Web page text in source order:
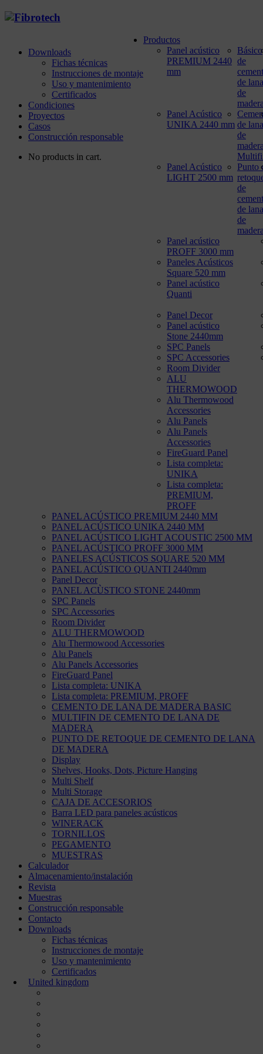
Downloads
Fichas técnicas
Instrucciones de montaje
Uso y mantenimiento
Certificados
Condiciones
Proyectos
Casos
Construcción responsable
No products in cart.
Productos
Panel acústico
PREMIUM 2440
mm
Panel Acústico
UNIKA 2440 mm
Panel Acústico
LIGHT 2500 mm
Panel acústico
PROFF 3000 mm
Paneles Acústicos
Square 520 mm
Panel acústico
Quanti
Panel Decor
Panel acústico
Stone 2440mm
SPC Panels
SPC Accessories
Room Divider
ALU
THERMOWOOD
Alu Thermowood
Accessories
Alu Panels
Alu Panels
Accessories
FireGuard Panel
Lista completa:
UNIKA
Lista completa:
PREMIUM,
PROFF
Básico
de
de lana
de
de lana
de
Punto
de
de lana
de
PANEL ACÚSTICO PREMIUM 2440 MM
PANEL ACÚSTICO UNIKA 2440 MM
PANEL ACÚSTICO LIGHT ACOUSTIC 2500 MM
PANEL ACÚSTICO PROFF 3000 MM
PANELES ACÚSTICOS SQUARE 520 MM
PANEL ACÚSTICO QUANTI 2440mm
Panel Decor
PANEL ACÙSTICO STONE 2440mm
SPC Panels
SPC Accessories
Room Divider
ALU THERMOWOOD
Alu Thermowood Accessories
Alu Panels
Alu Panels Accessories
FireGuard Panel
Lista completa: UNIKA
Lista completa: PREMIUM, PROFF
CEMENTO DE LANA DE MADERA BASIC
MULTIFIN DE CEMENTO DE LANA DE
MADERA
PUNTO DE RETOQUE DE CEMENTO DE LANA
DE MADERA
Display
Shelves, Hooks, Dots, Picture Hanging
Multi Shelf
Multi Storage
CAJA DE ACCESORIOS
Barra LED para paneles acústicos
WINERACK
TORNILLOS
PEGAMENTO
MUESTRAS
Calculador
Almacenamiento/instalación
Revista
Muestras
Construcción responsable
Contacto
Downloads
Fichas técnicas
Instrucciones de montaje
Uso y mantenimiento
Certificados
United kingdom